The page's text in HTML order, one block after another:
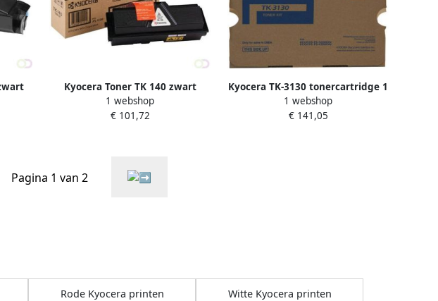
Kyocera Toner TK 140 zwart
1 webshop
€ 101,72
Kyocera TK-3130 tonercartridge 1
stuk(s) Origineel Zwart
(1T02LV0NL0)
1 webshop
€ 141,05
Pagina 1 van 2
Rode Kyocera printen Witte Kyocera printen